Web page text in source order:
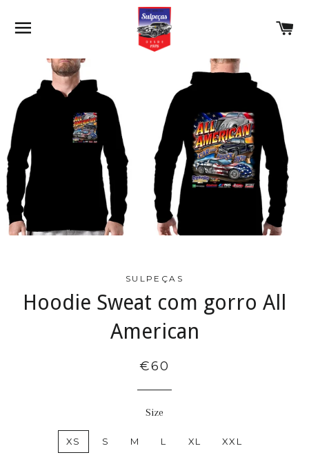
SULPEÇAS
Hoodie Sweat com gorro All
American
€60
Size
XS S M L XL XXL